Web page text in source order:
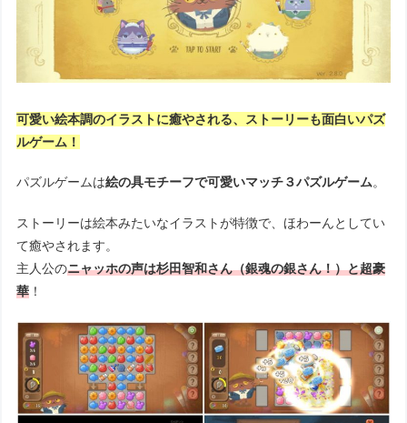
可愛い絵本調のイラストに癒やされる、ストーリーも面白いパズ
ルゲーム！
パズルゲームは絵の具モチーフで可愛いマッチ３パズルゲーム。
ストーリーは絵本みたいなイラストが特徴で、ほわーんとしてい
て癒やされます。
主人公のニャッホの声は杉田智和さん（銀魂の銀さん！）と超豪
華 ！